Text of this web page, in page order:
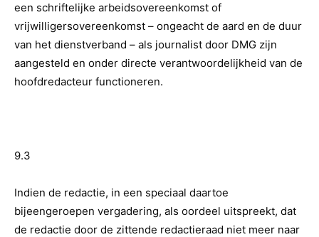
een schriftelijke arbeidsovereenkomst of
vrijwilligersovereenkomst – ongeacht de aard en de duur
van het dienstverband – als journalist door DMG zijn
aangesteld en onder directe verantwoordelijkheid van de
hoofdredacteur functioneren.
9.3
Indien de redactie, in een speciaal daartoe
bijeengeroepen vergadering, als oordeel uitspreekt, dat
de redactie door de zittende redactieraad niet meer naar